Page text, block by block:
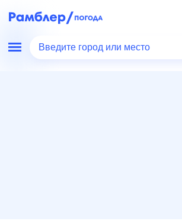
Введите город или место